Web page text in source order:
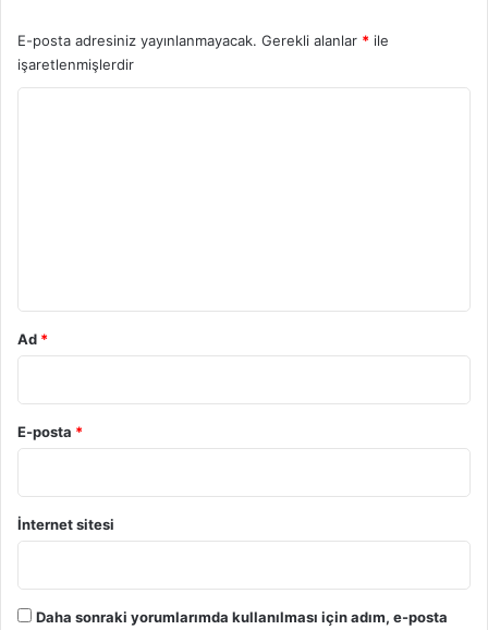
E-posta adresiniz yayınlanmayacak. Gerekli alanlar * ile
işaretlenmişlerdir
Ad *
E-posta *
İnternet sitesi
Daha sonraki yorumlarımda kullanılması için adım, e-posta